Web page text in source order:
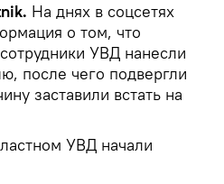
На днях в соцсетях
о том, что
УВД нанесли
после чего подвергли
заставили встать на
УВД начали